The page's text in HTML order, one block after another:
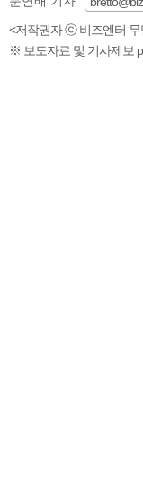
<저작권자 ⓒ 비즈엔터 무
※ 보도자료 및 기사제보